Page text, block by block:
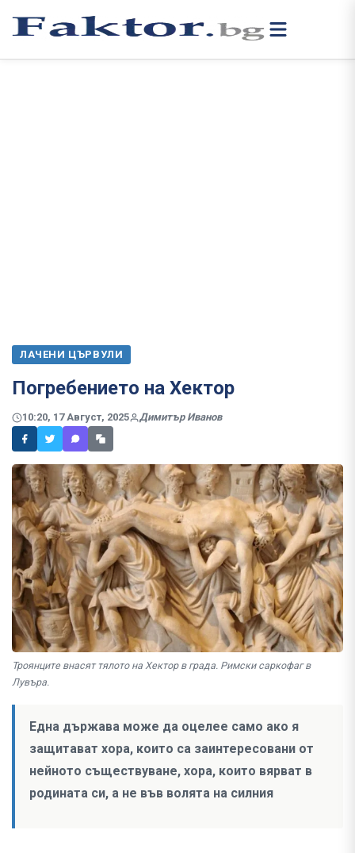
ЛАЧЕНИ ЦЪРВУЛИ
Погребението на Хектор
10:20, 17 Август, 2025 Димитър Иванов
Троянците внасят тялото на Хектор в града. Римски саркофаг в
Лувъра.
Една държава може да оцелее само ако я
защитават хора, които са заинтересовани от
нейното съществуване, хора, които вярват в
родината си, а не във волята на силния